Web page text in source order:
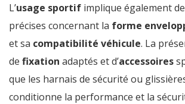
L’usage sportif implique également
précises concernant la forme
et sa compatibilité véhicule. La
de fixation adaptés et d’accessoires
que les harnais de sécurité ou
conditionne la performance et la